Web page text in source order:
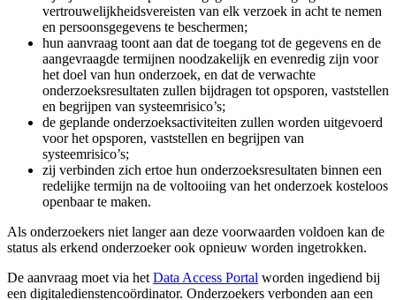
vertrouwelijkheidsvereisten van elk verzoek in acht te nemen
en persoonsgegevens te beschermen;
hun aanvraag toont aan dat de toegang tot de gegevens en de
aangevraagde termijnen noodzakelijk en evenredig zijn voor
het doel van hun onderzoek, en dat de verwachte
onderzoeksresultaten zullen bijdragen tot opsporen, vaststellen
en begrijpen van systeemrisico’s;
de geplande onderzoeksactiviteiten zullen worden uitgevoerd
voor het opsporen, vaststellen en begrijpen van
systeemrisico’s;
zij verbinden zich ertoe hun onderzoeksresultaten binnen een
redelijke termijn na de voltooiing van het onderzoek kosteloos
openbaar te maken.
Als onderzoekers niet langer aan deze voorwaarden voldoen kan de
status als erkend onderzoeker ook opnieuw worden ingetrokken.
De aanvraag moet via hetData Access Portal worden ingediend bij
een digitaledienstencoördinator. Onderzoekers verbonden aan een